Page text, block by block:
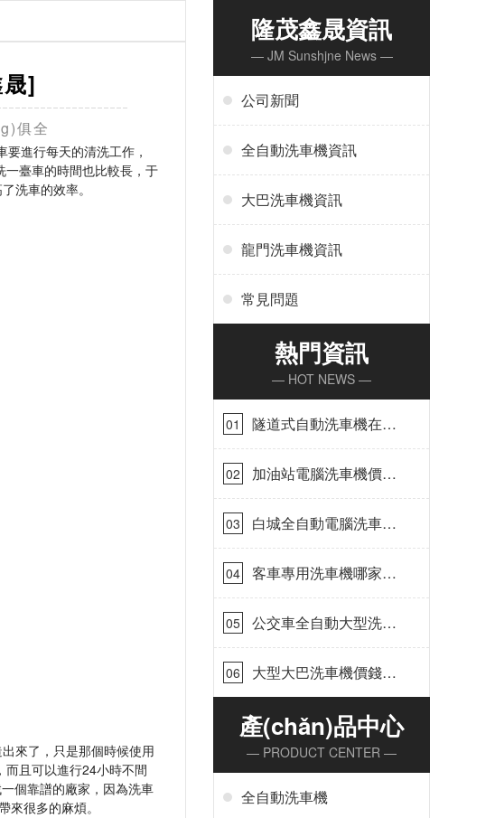
]
俱全
進行每天的清洗工作，
車的時間也比較長，于
的效率。
，只是那個時候使用
，而且可以進行24小時不間
個靠譜的廠家，因為洗車
來很多的麻煩。
隆茂鑫晟資訊
— JM Sunshjne News —
公司新聞
全自動洗車機資訊
大巴洗車機資訊
龍門洗車機資訊
常見問題
熱門資訊
— HOT NEWS —
01
隧道式自動洗車機在哪
里購買[隆茂鑫晟]
02
加油站電腦洗車機價格
怎么樣[隆茂鑫晟]
03
白城全自動電腦洗車
機-ADV防凍冬季正常
使用[隆茂鑫晟]
04
客車專用洗車機哪家的
好[隆茂鑫晟]
05
公交車全自動大型洗車
機什么價錢[隆茂鑫晟]
06
大型大巴洗車機價錢怎
么樣[隆茂鑫晟]
產(chǎn)品中心
— PRODUCT CENTER —
全自動洗車機